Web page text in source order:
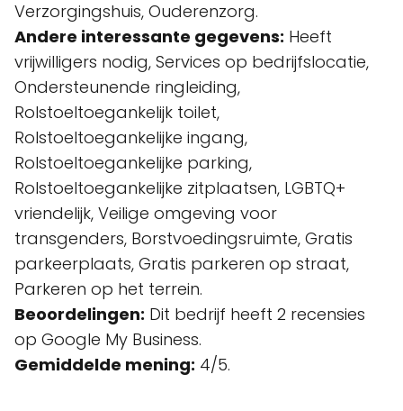
Verzorgingshuis, Ouderenzorg.
Andere interessante gegevens: Heeft
vrijwilligers nodig, Services op bedrijfslocatie,
Ondersteunende ringleiding,
Rolstoeltoegankelijk toilet,
Rolstoeltoegankelijke ingang,
Rolstoeltoegankelijke parking,
Rolstoeltoegankelijke zitplaatsen, LGBTQ+
vriendelijk, Veilige omgeving voor
transgenders, Borstvoedingsruimte, Gratis
parkeerplaats, Gratis parkeren op straat,
Parkeren op het terrein.
Beoordelingen: Dit bedrijf heeft 2 recensies
op Google My Business.
Gemiddelde mening: 4/5.